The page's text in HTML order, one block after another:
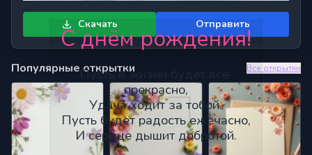
С днём рождения!
Пусть в жизни будет всё
прекрасно,
Удача ходит за тобой.
Пусть будет радость ежечасно,
И сердце дышит добротой.
Скачать Отправить
Популярные открытки Все открытки